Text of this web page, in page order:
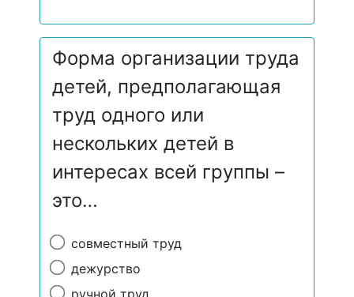
Форма организации труда
детей, предполагающая
труд одного или
нескольких детей в
интересах всей группы –
это…
совместный труд
дежурство
ручной труд